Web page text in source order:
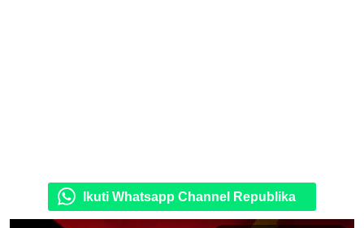
Ikuti Whatsapp Channel Republika